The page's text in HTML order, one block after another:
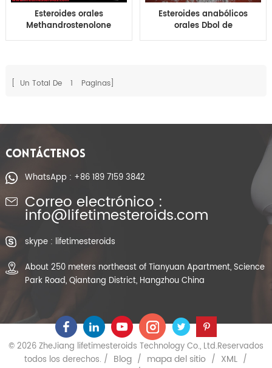
Esteroides orales
Methandrostenolone
dianabol 10 25 50 mg
ciclo
Esteroides anabólicos
orales Dbol de
Metandienone
[ Un Total De 1 Paginas]
CONTÁCTENOS
WhatsApp : +86 189 7159 3842
Correo electrónico :
info@lifetimesteroids.com
skype : lifetimesteroids
About 250 meters northeast of Tianyuan Apartment, Science
Park Road, Qiantang District, Hangzhou China
© 2026 ZheJiang lifetimesteroids Technology Co., Ltd.Reservados
todos los derechos. / Blog / mapa del sitio / XML /